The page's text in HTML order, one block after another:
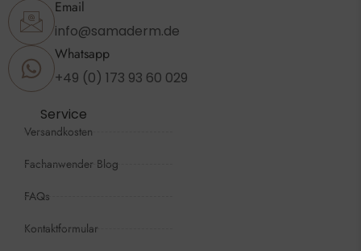
Email
info@samaderm.de
Whatsapp
+49 (0) 173 93 60 029
Service
Versandkosten
Fachanwender Blog
FAQs
Kontaktformular